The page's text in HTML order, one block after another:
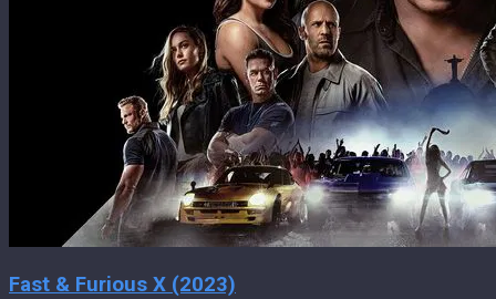
Fast & Furious X (2023)